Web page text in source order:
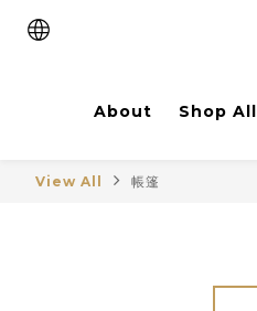
About Shop All
View All 帳篷